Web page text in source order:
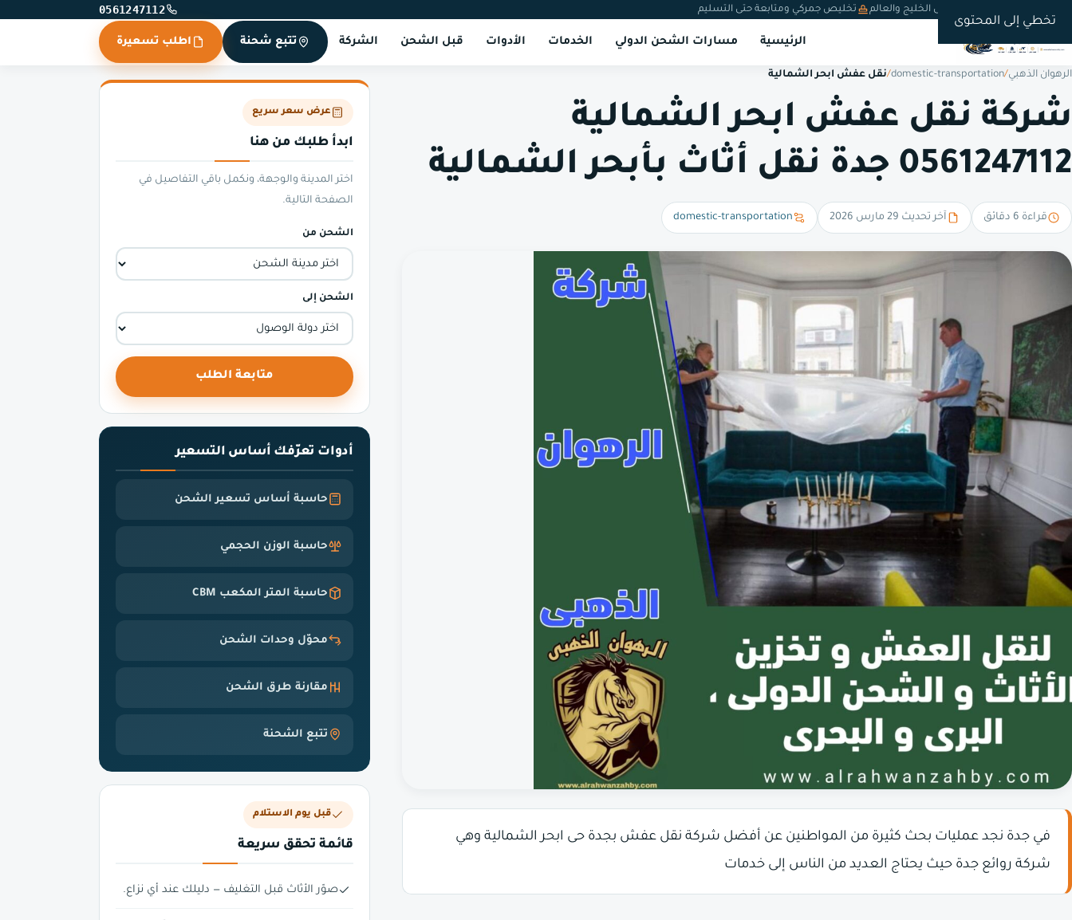
تخطي إلى المحتوى
شحن دولي من السعودية إلى الخليج والعالم تخليص جمركي ومتابعة حتى التسليم 0561247112
الرئيسية مسارات الشحن الدولي الخدمات الأدوات قبل الشحن الشركة تتبع شحنة اطلب تسعيرة
الرهوان الذهبي/
domestic-transportation
/نقل عفش ابحر الشمالية
شركة نقل عفش ابحر الشمالية
0561247112 جدة نقل أثاث بأبحر الشمالية
قراءة 6 دقائق آخر تحديث 29 مارس 2026 domestic-transportation
في جدة نجد عمليات بحث كثيرة من المواطنين عن أفضل شركة نقل عفش بجدة حى ابحر الشمالية وهي
شركة روائع جدة حيث يحتاج العديد من الناس إلى خدمات
عرض سعر سريع
ابدأ طلبك من هنا
اختر المدينة والوجهة، ونكمل باقي التفاصيل في
الصفحة التالية.
الشحن من
الشحن إلى
متابعة الطلب
أدوات تعرّفك أساس التسعير
حاسبة أساس تسعير الشحن
حاسبة الوزن الحجمي
حاسبة المتر المكعب CBM
محوّل وحدات الشحن
مقارنة طرق الشحن
تتبع الشحنة
قبل يوم الاستلام
قائمة تحقق سريعة
صوّر الأثاث قبل التغليف — دليلك عند أي نزاع.